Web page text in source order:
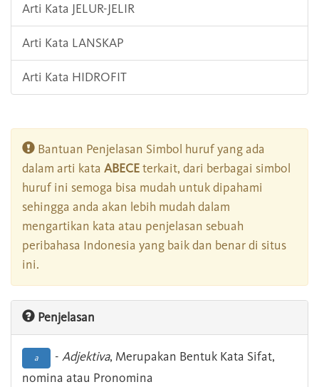
Arti Kata JELUR-JELIR
Arti Kata LANSKAP
Arti Kata HIDROFIT
Bantuan Penjelasan Simbol huruf yang ada
dalam arti kata ABECEterkait, dari berbagai simbol
huruf ini semoga bisa mudah untuk dipahami
sehingga anda akan lebih mudah dalam
mengartikan kata atau penjelasan sebuah
peribahasa Indonesia yang baik dan benar di situs
ini.
Penjelasan
a - Adjektiva, Merupakan Bentuk Kata Sifat,
nomina atau Pronomina